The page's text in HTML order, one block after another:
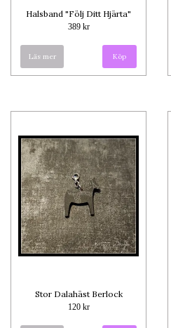
Halsband "Följ Ditt Hjärta"
389 kr
Läs mer Köp
Stor Dalahäst Berlock
120 kr